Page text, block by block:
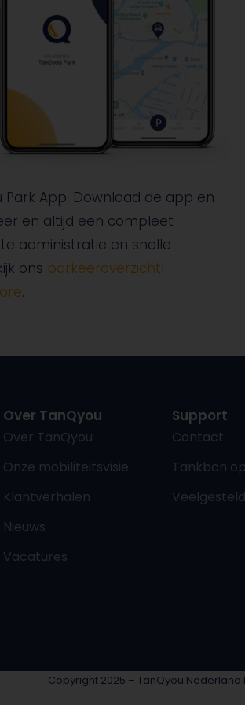
App. Download de app en
en altijd een compleet
administratie en snelle
ons parkeeroverzicht!
.
Over TanQyou
Over TanQyou
Onze mobiliteitsvisie
Klantverhalen
Nieuws
Vacatures
Support
Contact
Tankbon
Copyright 2025 – TanQyou Nederland